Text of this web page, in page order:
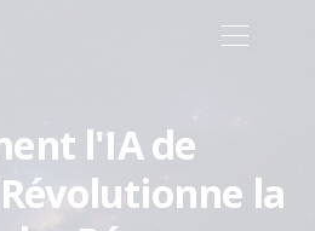
l'IA de
la